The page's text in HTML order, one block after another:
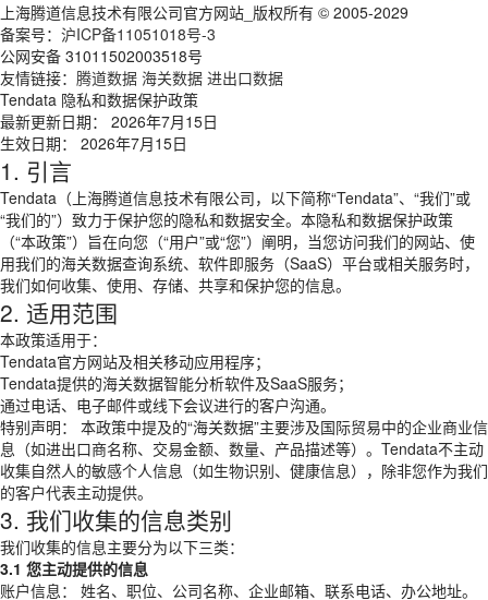
上海腾道信息技术有限公司官方网站_版权所有 © 2005-2029
备案号： 沪ICP备11051018号-3
公网安备 31011502003518号
友情链接： 腾道数据 海关数据 进出口数据
Tendata 隐私和数据保护政策
最新更新日期： 2026年7月15日
生效日期： 2026年7月15日
1. 引言
Tendata（上海腾道信息技术有限公司，以下简称“Tendata”、“我们”或
“我们的”）致力于保护您的隐私和数据安全。本隐私和数据保护政策
（“本政策”）旨在向您（“用户”或“您”）阐明，当您访问我们的网站、使
用我们的海关数据查询系统、软件即服务（SaaS）平台或相关服务时，
我们如何收集、使用、存储、共享和保护您的信息。
2. 适用范围
本政策适用于：
Tendata官方网站及相关移动应用程序；
Tendata提供的海关数据智能分析软件及SaaS服务；
通过电话、电子邮件或线下会议进行的客户沟通。
特别声明： 本政策中提及的“海关数据”主要涉及国际贸易中的企业商业信
息（如进出口商名称、交易金额、数量、产品描述等）。Tendata不主动
收集自然人的敏感个人信息（如生物识别、健康信息），除非您作为我们
的客户代表主动提供。
3. 我们收集的信息类别
我们收集的信息主要分为以下三类：
3.1 您主动提供的信息
账户信息： 姓名、职位、公司名称、企业邮箱、联系电话、办公地址。